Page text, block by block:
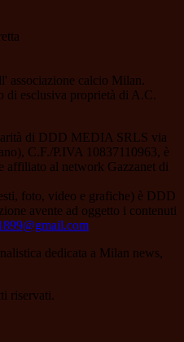
associazione calcio Milan.
esclusiva proprietà di A.C.
di DDD MEDIA SRLS via
C.F./P.IVA 10837110963, è
affiliato al network Gazzanet di
foto, video e grafiche) è DDD
avente ad oggetto i contenuti
dedicata a Milan news,
riservati.